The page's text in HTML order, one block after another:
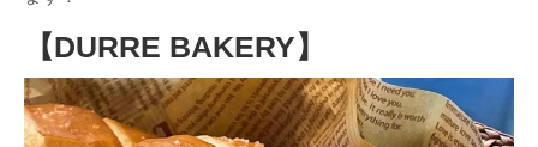
【DURRE BAKERY】